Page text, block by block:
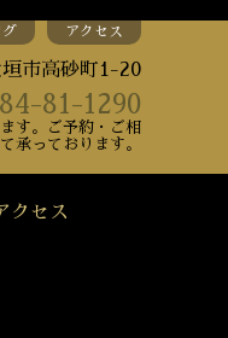
グ アクセス
市高砂町1-20
81-1290
す。ご予約・ご相
承っております。
クセス